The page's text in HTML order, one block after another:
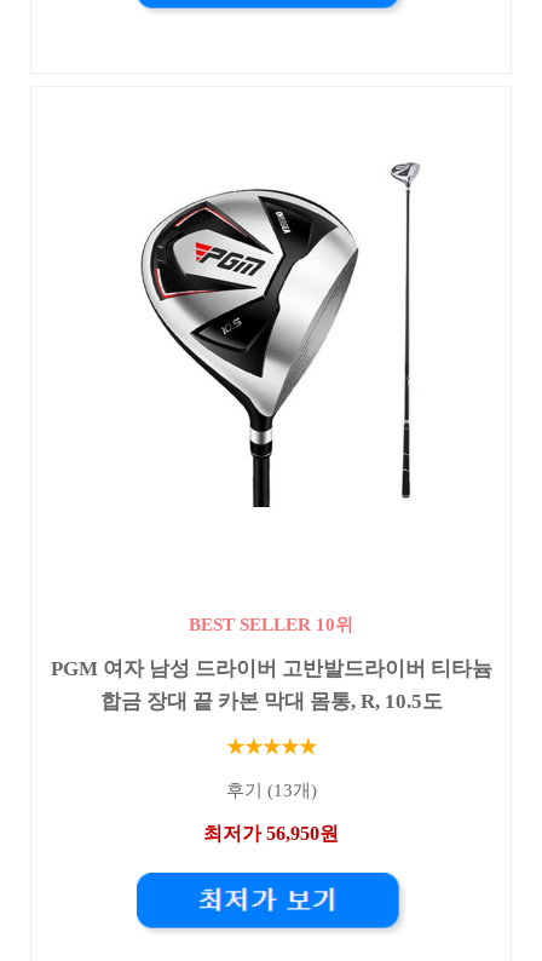
BEST SELLER 10위
PGM 여자 남성 드라이버 고반발드라이버 티타늄
합금 장대 끝 카본 막대 몸통, R, 10.5도
★★★★★
후기 (13개)
최저가 56,950원